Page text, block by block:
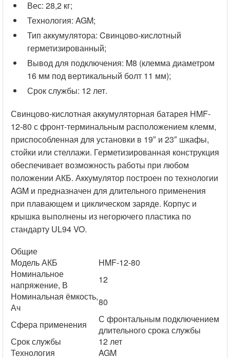
Вес: 28,2 кг;
Технология: AGM;
Тип аккумулятора: Cвинцово-кислотный
герметизированный;
Вывод для подключения: M8 (клемма диаметром
16 мм под вертикальный болт 11 мм);
Срок службы: 12 лет.
Свинцово-кислотная аккумуляторная батарея HMF-
12-80 с фронт-терминальным расположением клемм,
приспособленная для установки в 19″ и 23″ шкафы,
стойки или стеллажи. Герметизированная конструкция
обеспечивает возможность работы при любом
положении АКБ. Аккумулятор построен по технологии
AGM и предназначен для длительного применения
при плавающем и циклическом заряде. Корпус и
крышка выполнены из негорючего пластика по
стандарту UL94 VO.
Общие
Модель АКБ
HMF-12-80
Номинальное
напряжение, В
12
Номинальная ёмкость,
Ач
80
Сфера применения
С фронтальным подключением
длительного срока службы
Срок службы
12 лет
Технология
AGM